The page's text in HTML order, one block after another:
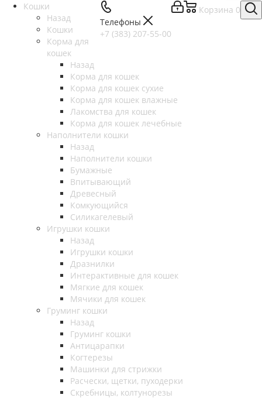
Корзина 0
Телефоны
+7 (383) 207-55-00
Кошки
Назад
Кошки
Корма для
кошек
Назад
Корма для кошек
Корма для кошек сухие
Корма для кошек влажные
Лакомства для кошек
Корма для кошек лечебные
Наполнители кошки
Назад
Наполнители кошки
Бумажные
Впитывающий
Древесный
Комкующийся
Силикагелевый
Игрушки кошки
Назад
Игрушки кошки
Дразнилки
Интерактивные для кошек
Мягкие для кошек
Мячики для кошек
Груминг кошки
Назад
Груминг кошки
Антицарапки
Когтерезы
Машинки для стрижки
Расчески, щетки, пуходерки
Скребницы, колтунорезы